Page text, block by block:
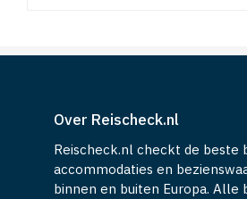
Over Reischeck.nl
Reischeck.nl checkt de beste
accommodaties en
binnen en buiten Europa. Alle